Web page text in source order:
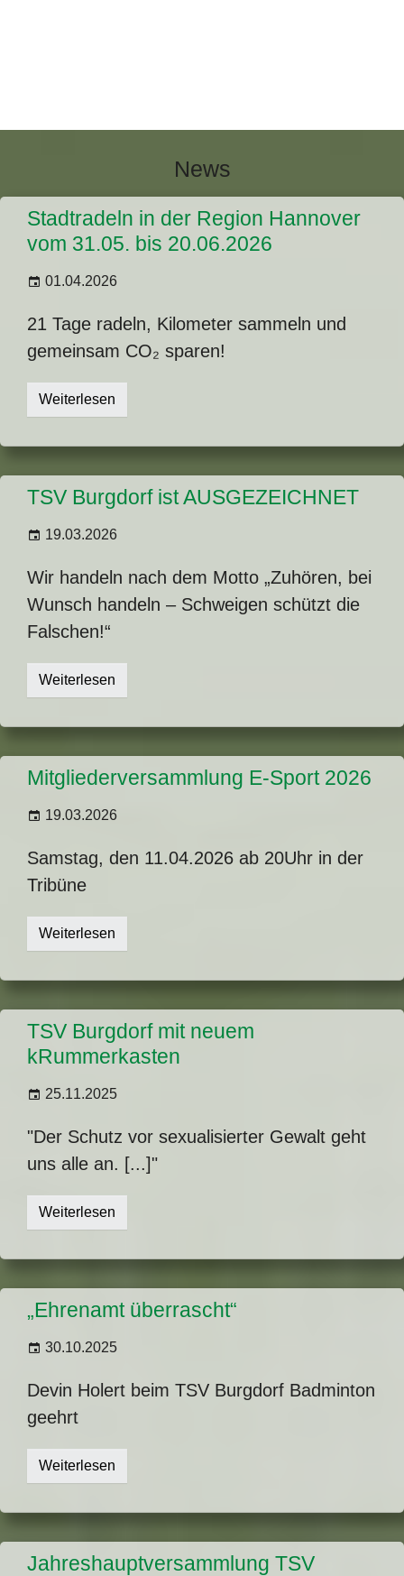
den Tennissport einsteigen, dies ist natürlich
News
Stadtradeln in der Region Hannover
vom 31.05. bis 20.06.2026
01.04.2026
21 Tage radeln, Kilometer sammeln und
gemeinsam CO₂ sparen!
Weiterlesen
TSV Burgdorf ist AUSGEZEICHNET
19.03.2026
Wir handeln nach dem Motto „Zuhören, bei
Wunsch handeln – Schweigen schützt die
Falschen!“
Weiterlesen
Mitgliederversammlung E-Sport 2026
19.03.2026
Samstag, den 11.04.2026 ab 20Uhr in der
Tribüne
Weiterlesen
TSV Burgdorf mit neuem
kRummerkasten
25.11.2025
"Der Schutz vor sexualisierter Gewalt geht
uns alle an. [...]"
Weiterlesen
„Ehrenamt überrascht“
30.10.2025
Devin Holert beim TSV Burgdorf Badminton
geehrt
Weiterlesen
Jahreshauptversammlung TSV